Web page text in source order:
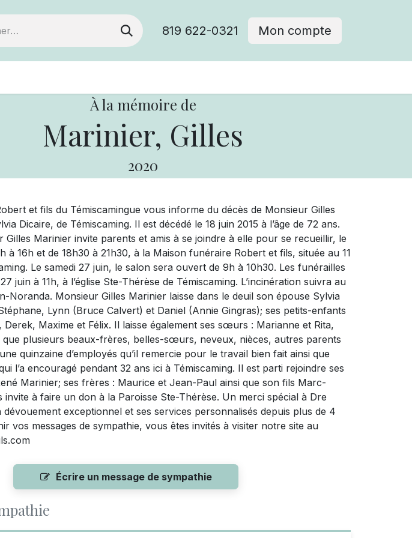
819 622-0321 Mon compte
À la mémoire de
Marinier, Gilles
2020
et fils du Témiscamingue vous informe du décès de Monsieur Gilles
Dicaire, de Témiscaming. Il est décédé le 18 juin 2015 à l’âge de 72 ans.
Gilles Marinier invite parents et amis à se joindre à elle pour se recueillir, le
à 16h et de 18h30 à 21h30, à la Maison funéraire Robert et fils, située au 11
Le samedi 27 juin, le salon sera ouvert de 9h à 10h30. Les funérailles
juin à 11h, à l’église Ste-Thérèse de Témiscaming. L’incinération suivra au
Noranda. Monsieur Gilles Marinier laisse dans le deuil son épouse Sylvia
Lynn (Bruce Calvert) et Daniel (Annie Gingras); ses petits-enfants
Maxime et Félix. Il laisse également ses sœurs : Marianne et Rita,
que plusieurs beaux-frères, belles-sœurs, neveux, nièces, autres parents
quinzaine d’employés qu’il remercie pour le travail bien fait ainsi que
l’a encouragé pendant 32 ans ici à Témiscaming. Il est parti rejoindre ses
Marinier; ses frères : Maurice et Jean-Paul ainsi que son fils Marc-
invite à faire un don à la Paroisse Ste-Thérèse. Un merci spécial à Dre
exceptionnel et ses services personnalisés depuis plus de 4
vos messages de sympathie, vous êtes invités à visiter notre site au
Écrire un message de sympathie